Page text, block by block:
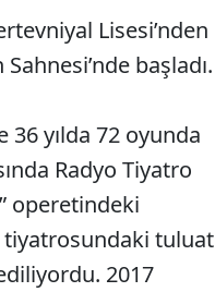
Lisesi’nden
başladı.
36 yılda 72 oyunda
Radyo Tiyatro
operetindeki
tiyatrosundaki tuluat
2017